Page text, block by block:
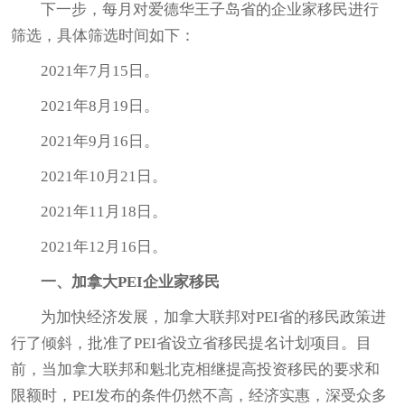
下一步，每月对爱德华王子岛省的企业家移民进行
筛选，具体筛选时间如下：
2021年7月15日。
2021年8月19日。
2021年9月16日。
2021年10月21日。
2021年11月18日。
2021年12月16日。
一、加拿大PEI企业家移民
为加快经济发展，加拿大联邦对PEI省的移民政策进
行了倾斜，批准了PEI省设立省移民提名计划项目。目
前，当加拿大联邦和魁北克相继提高投资移民的要求和
限额时，PEI发布的条件仍然不高，经济实惠，深受众多